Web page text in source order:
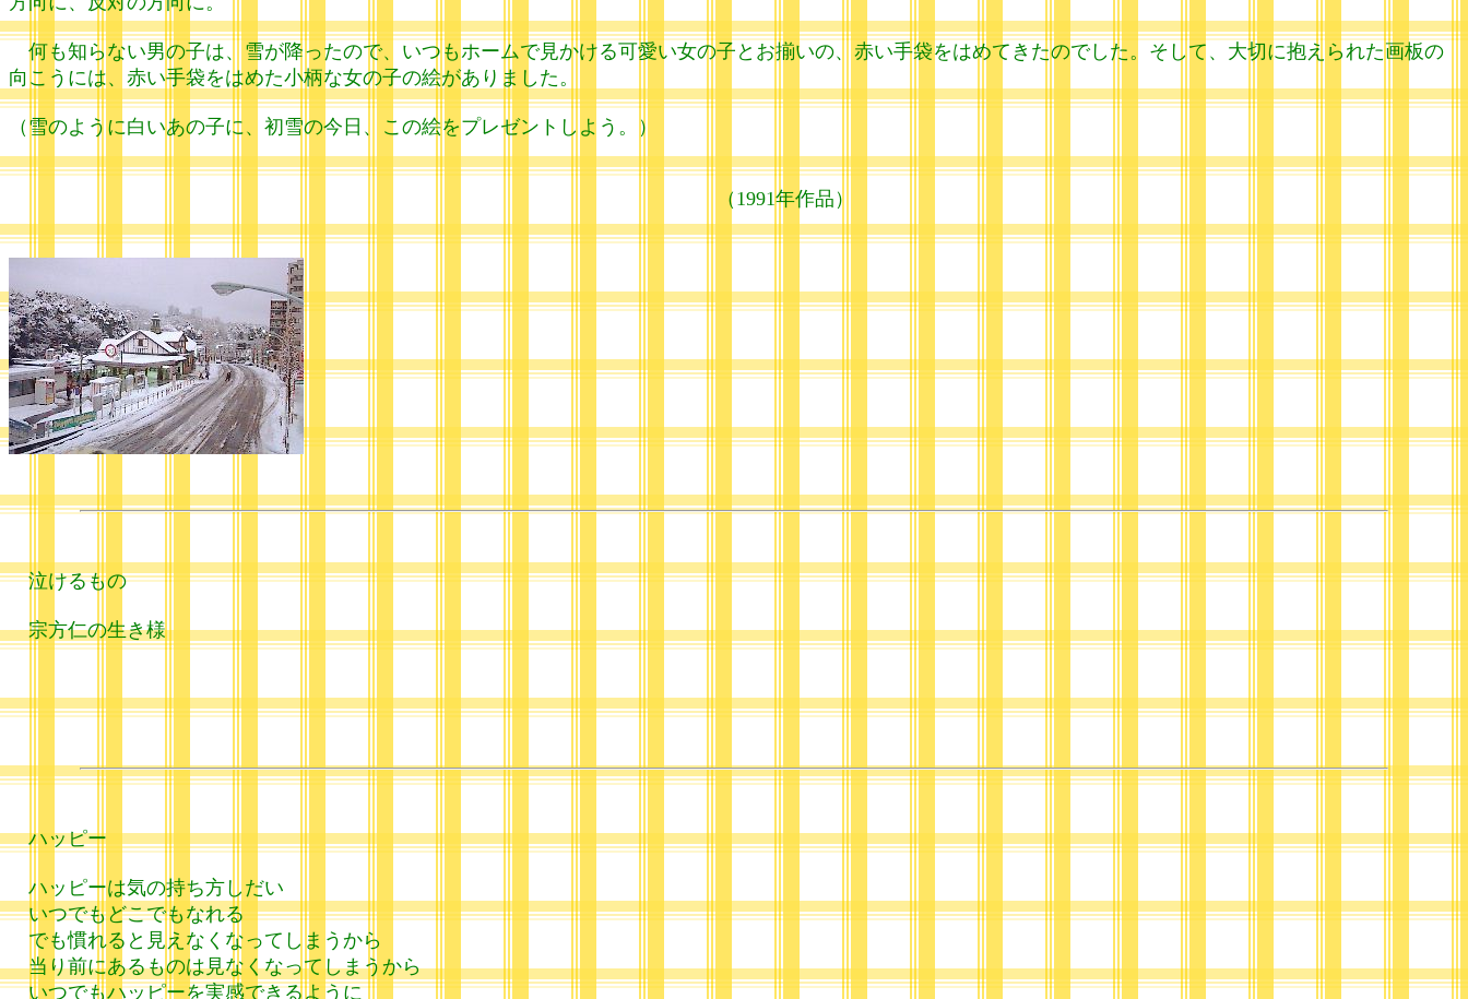
何も知らない男の子は、雪が降ったので、いつもホームで見かける可愛い女の子とお揃いの、赤い手袋をはめてきたのでした。そして、大切に抱えられた画板の
向こうには、赤い手袋をはめた小柄な女の子の絵がありました。
（雪のように白いあの子に、初雪の今日、この絵をプレゼントしよう。）
（1991年作品）
泣けるもの
宗方仁の生き様
ハッピー
ハッピーは気の持ち方しだい
いつでもどこでもなれる
でも慣れると見えなくなってしまうから
当り前にあるものは見なくなってしまうから
いつでもハッピーを実感できるように